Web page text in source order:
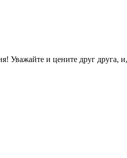
Уважайте и цените друг друга,